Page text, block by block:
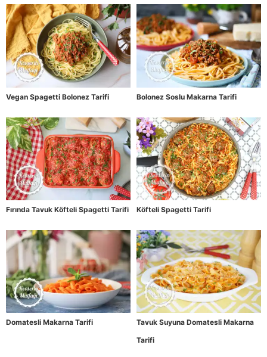
Vegan Spagetti Bolonez Tarifi Bolonez Soslu Makarna Tarifi
Fırında Tavuk Köfteli Spagetti Tarifi Köfteli Spagetti Tarifi
Domatesli Makarna Tarifi
Tavuk Suyuna Domatesli Makarna
Tarifi